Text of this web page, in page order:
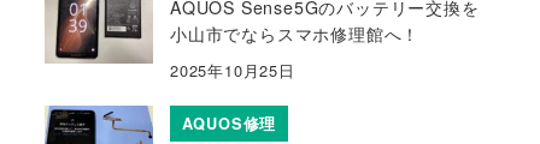
AQUOS Sense5Gのバッテリー交換を
小山市でならスマホ修理館へ！
2025年10月25日
AQUOS修理